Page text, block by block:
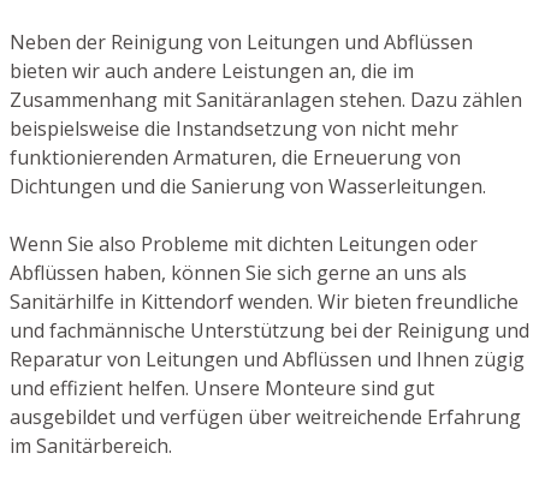
Neben der Reinigung von Leitungen und Abflüssen
bieten wir auch andere Leistungen an, die im
Zusammenhang mit Sanitäranlagen stehen. Dazu zählen
beispielsweise die Instandsetzung von nicht mehr
funktionierenden Armaturen, die Erneuerung von
Dichtungen und die Sanierung von Wasserleitungen.
Wenn Sie also Probleme mit dichten Leitungen oder
Abflüssen haben, können Sie sich gerne an uns als
Sanitärhilfe in Kittendorf wenden. Wir bieten freundliche
und fachmännische Unterstützung bei der Reinigung und
Reparatur von Leitungen und Abflüssen und Ihnen zügig
und effizient helfen. Unsere Monteure sind gut
ausgebildet und verfügen über weitreichende Erfahrung
im Sanitärbereich.